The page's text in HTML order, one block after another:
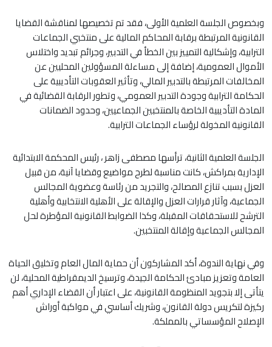
وبخصوص الجلسة العلمية الأولى، فقد تم تخصيصها لمناقشة القضايا
القانونية المرتبطة برقابة المحاكم المالية على منتخبي الجماعات
الترابية، وإشكالية التمييز بين الخطأ في التدبير، وجرائم تبديد واختلاس
الأموال العمومية، إضافة إلى مساءلة المسؤولين المحليين عن
المخالفات المرتبطة بالتدبير المالي، وتأثير العقوبات التأديبية على
الحكامة الترابية وجودة التدبير العمومي، وتطور الرقابة القضائية في
المادة التأديبية الخاصة بالمنتخبين الجماعيين، وحدود الضمانات
القانونية المخولة لرؤساء الجماعات الترابية.
الجلسة العلمية الثانية، ترأسها مصطفى زاهر ، رئيس المحكمة الابتدائية
الإدارية بمراكش، كانت مناسبة لطرح مواضيع وقضايا آنية، من قبيل
العزل بسبب تنازع المصالح، والتجريد من رئاسة وعضوية المجالس
الجماعية، وآثار قرارات العزل والإقالة على الأهلية الانتخابية وأهلية
الترشح للاستحقاقات المقبلة، وكذا الضوابط القانونية المؤطرة لحل
المجالس الجماعية وإقالة المنتخبين.
وفي نهاية الندوة، أكد المشاركون أن حماية المال العام وتخليق الحياة
العامة وتعزيز مبادئ الحكامة الجيدة، وترسيخ الديمقراطية المحلية، لن
يتأتى إلا بتجويد المنظومة القانونية، على اعتبار أن القضاء الإداري أهم
ركيزة لتكريس دولة القانون، وشريك أساسي في مواكبة أوراش
الإصلاح المؤسساتي بالمملكة.